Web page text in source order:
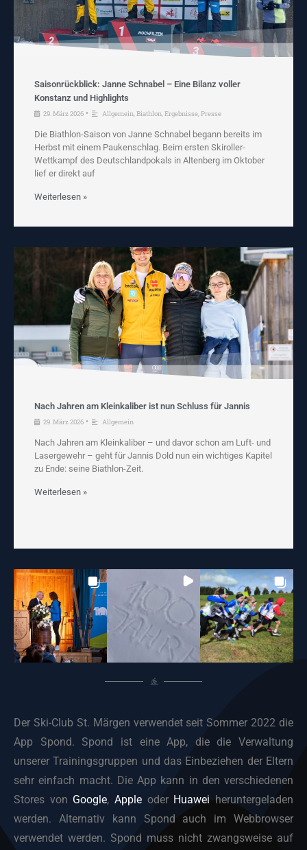
Saisonrückblick: Janne Schnabel – Eine Bilanz voller
Konstanz und Highlights
29. März 2026 • Allgemein,Biathlon,Ergebnisse,Presse
Die Biathlon-Saison von Janne Schnabel begann bereits im
Herbst mit einem Paukenschlag. Beim ersten Skiroller-
Wettkampf des Deutschlandpokals in Altenberg im Oktober
lief er direkt auf
Weiterlesen »
Nach Jahren am Kleinkaliber ist nun Schluss für Jannis
29. März 2026 • Allgemein
Nach Jahren am Kleinkaliber – und davor schon am Luft- und
Lasergewehr – geht für Jannis Dold nun ein wichtiges Kapitel
zu Ende: seine Biathlon-Zeit.
Weiterlesen »
Der Ski-Club St. Märgen verwendet seit Sommer 2022 die
App Spond. Spond ist eine App, die die Verwaltung
unserer Trainingsgruppen und das Einbeziehen der Eltern
sehr einfach macht. Die App kann in den verschiedenen
Stores von Google,Apple oder Huawei heruntergeladen
werden. Alternativ kann Spond auch im Webbrowser
verwendet werden. Spond muss nicht zwangsweise auf